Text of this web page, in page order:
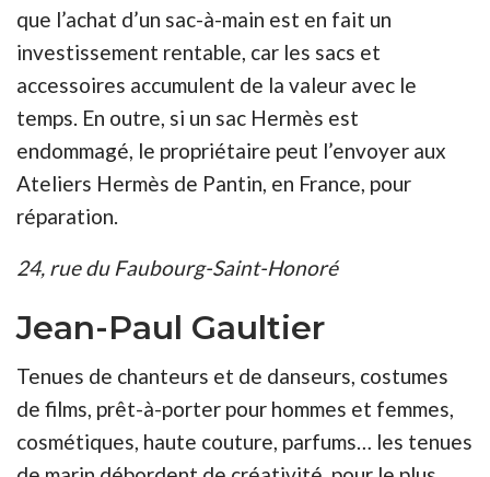
que l’achat d’un sac-à-main est en fait un
investissement rentable, car les sacs et
accessoires accumulent de la valeur avec le
temps. En outre, si un sac Hermès est
endommagé, le propriétaire peut l’envoyer aux
Ateliers Hermès de Pantin, en France, pour
réparation.
24, rue du Faubourg-Saint-Honoré
Jean-Paul Gaultier
Tenues de chanteurs et de danseurs, costumes
de films, prêt-à-porter pour hommes et femmes,
cosmétiques, haute couture, parfums… les tenues